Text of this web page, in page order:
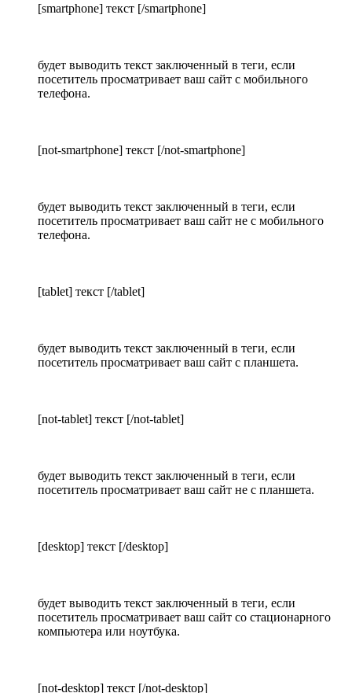
[smartphone] текст [/smartphone]
будет выводить текст заключенный в теги, если
посетитель просматривает ваш сайт с мобильного
телефона.
[not-smartphone] текст [/not-smartphone]
будет выводить текст заключенный в теги, если
посетитель просматривает ваш сайт не с мобильного
телефона.
[tablet] текст [/tablet]
будет выводить текст заключенный в теги, если
посетитель просматривает ваш сайт с планшета.
[not-tablet] текст [/not-tablet]
будет выводить текст заключенный в теги, если
посетитель просматривает ваш сайт не с планшета.
[desktop] текст [/desktop]
будет выводить текст заключенный в теги, если
посетитель просматривает ваш сайт со стационарного
компьютера или ноутбука.
[not-desktop] текст [/not-desktop]